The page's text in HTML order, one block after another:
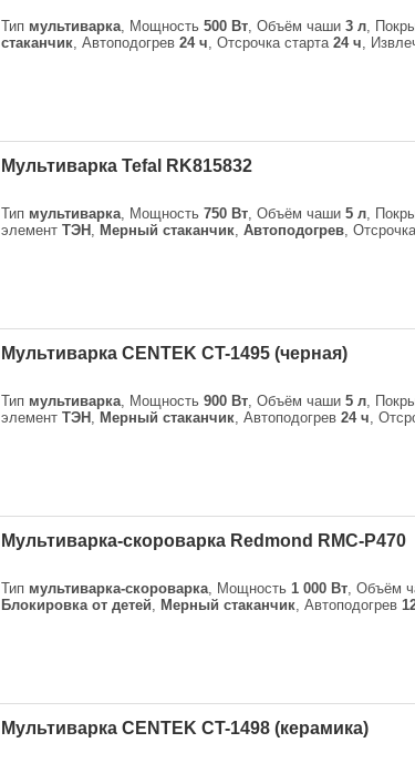
Тип мультиварка, Мощность 500 Вт, Объём чаши 3 л,
стаканчик, Автоподогрев 24 ч, Отсрочка старта 24 ч,
Мультиварка Tefal RK815832
Тип мультиварка, Мощность 750 Вт, Объём чаши 5 л,
элемент ТЭН , Мерный стаканчик, Автоподогрев,
Мультиварка CENTEK CT-1495 (черная)
Тип мультиварка, Мощность 900 Вт, Объём чаши 5 л,
элемент ТЭН , Мерный стаканчик, Автоподогрев 24 ч,
Мультиварка-скороварка Redmond RMC-P470
Тип мультиварка-скороварка, Мощность 1 000 Вт, Объём
Блокировка от детей, Мерный стаканчик, Автоподогрев
Мультиварка CENTEK CT-1498 (керамика)